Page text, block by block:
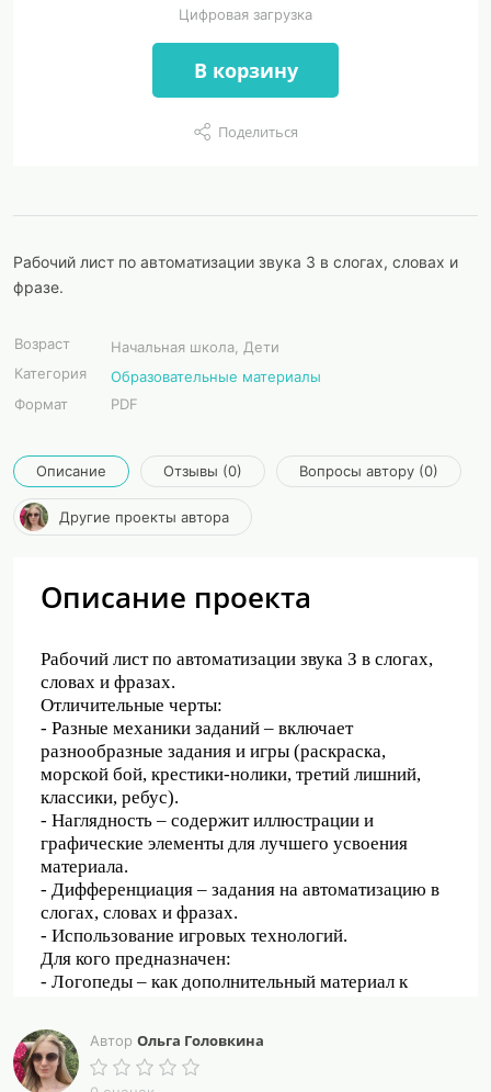
Цифровая загрузка
В корзину
Поделиться
Рабочий лист по автоматизации звука З в слогах, словах и
фразе.
Возраст
Начальная школа, Дети
Категория
Образовательные материалы
Формат
PDF
Описание Отзывы (0) Вопросы автору (0)
Другие проекты автора
Описание проекта
Рабочий лист по автоматизации звука З в слогах,
словах и фразах.
Отличительные черты:
- Разные механики заданий – включает
разнообразные задания и игры (раскраска,
морской бой, крестики-нолики, третий лишний,
классики, ребус).
- Наглядность – содержит иллюстрации и
графические элементы для лучшего усвоения
материала.
- Дифференциация – задания на автоматизацию в
слогах, словах и фразах.
- Использование игровых технологий.
Для кого предназначен:
- Логопеды – как дополнительный материал к
- Родители – могут использовать для домашнего
обучения или повторения.
Задания в рабочем листе подобраны таким
Автор Ольга Головкина